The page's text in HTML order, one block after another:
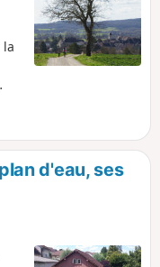
la
d'eau, ses